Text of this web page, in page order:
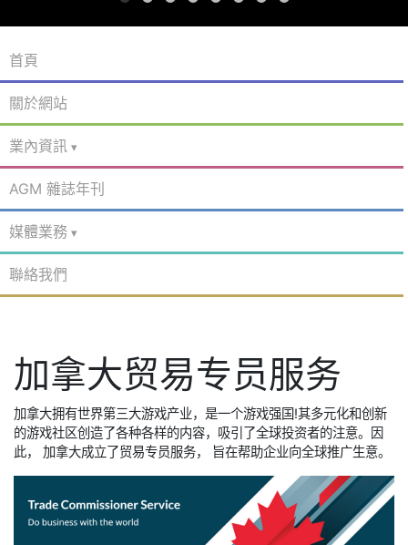
首頁
關於網站
業內資訊
AGM 雜誌年刊
媒體業務
聯絡我們
加拿大贸易专员服务
​加拿大拥有世界第三大游戏产业，是一个游戏强国!其多元化和创新
的游戏社区创造了各种各样的内容，吸引了全球投资者的注意。因
此， 加拿大成立了贸易专员服务， 旨在帮助​企业向全球推广生意。